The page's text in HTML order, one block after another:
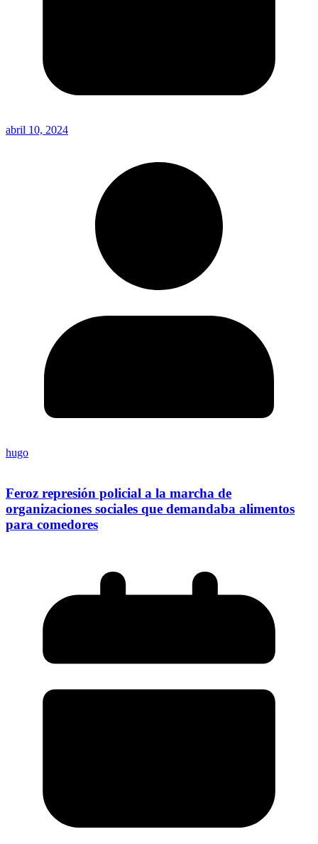
abril 10, 2024
hugo
Feroz represión policial a la marcha de
organizaciones sociales que demandaba alimentos
para comedores